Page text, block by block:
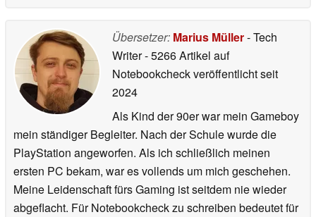
Übersetzer: Marius Müller- Tech
Writer- 5266 Artikel auf
Notebookcheck veröffentlichtseit
2024
Als Kind der 90er war mein Gameboy
mein ständiger Begleiter. Nach der Schule wurde die
PlayStation angeworfen. Als ich schließlich meinen
ersten PC bekam, war es vollends um mich geschehen.
Meine Leidenschaft fürs Gaming ist seitdem nie wieder
abgeflacht. Für Notebookcheck zu schreiben bedeutet für